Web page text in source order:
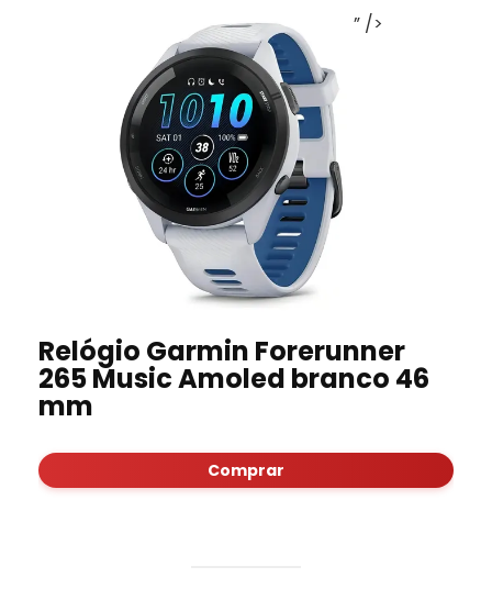
” />
Relógio Garmin Forerunner
265 Music Amoled branco 46
mm
Comprar